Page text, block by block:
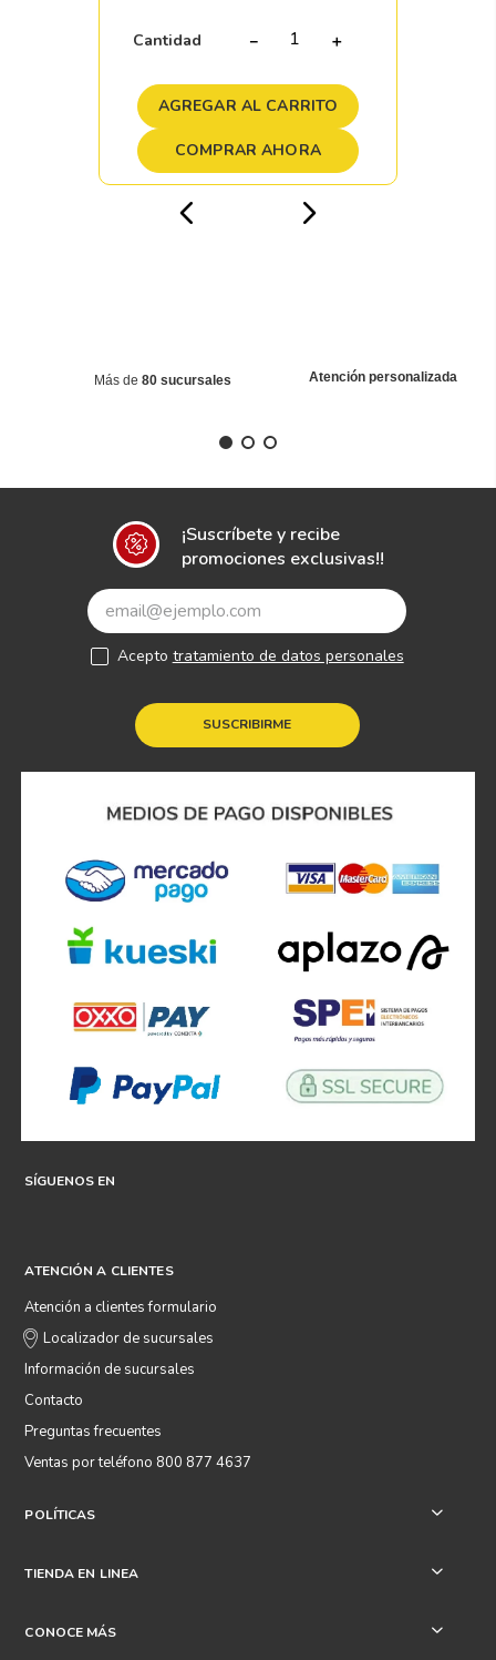
Cantidad ＋
－
AGREGAR AL CARRITO
COMPRAR AHORA
Más de 80 sucursales Atención personalizada
¡Suscríbete y recibe
promociones exclusivas!!
SUSCRIBIRME
Acepto tratamiento de datos personales
SÍGUENOS EN
ATENCIÓN A CLIENTES
Atención a clientes formulario
Localizador de sucursales
Información de sucursales
Contacto
Preguntas frecuentes
Ventas por teléfono 800 877 4637
POLÍTICAS +
TIENDA EN LINEA +
CONOCE MÁS +